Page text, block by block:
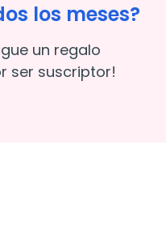
los meses?
un regalo
ser suscriptor!